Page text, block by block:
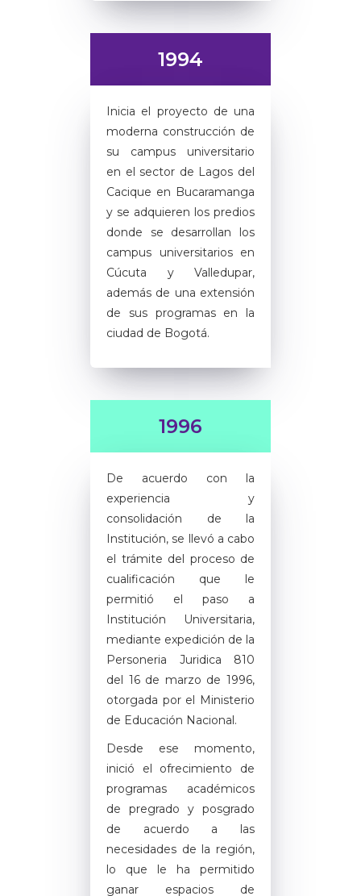
1994
Inicia el proyecto de una
moderna construcción de
su campus universitario
en el sector de Lagos del
Cacique en Bucaramanga
y se adquieren los predios
donde se desarrollan los
campus universitarios en
Cúcuta y Valledupar,
además de una extensión
de sus programas en la
ciudad de Bogotá.
1996
De acuerdo con la
experiencia y
consolidación de la
Institución, se llevó a cabo
el trámite del proceso de
cualificación que le
permitió el paso a
Institución Universitaria,
mediante expedición de la
Personeria Juridica 810
del 16 de marzo de 1996,
otorgada por el Ministerio
de Educación Nacional.
Desde ese momento,
inició el ofrecimiento de
programas académicos
de pregrado y posgrado
de acuerdo a las
necesidades de la región,
lo que le ha permitido
ganar espacios de